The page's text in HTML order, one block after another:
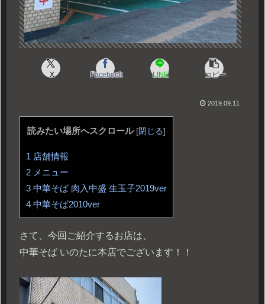
X Facebook LINE コピー
2019.09.11
読みたい場所へスクロール [閉じる]
1 店舗情報
2 メニュー
3 中華そば 肉入中盛 生玉子2019ver
4 中華そば2010ver
さて、今回ご紹介するお店は、
中華そば いのたに本店でございます！！